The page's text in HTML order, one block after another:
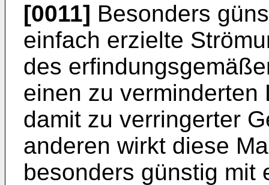
[0011] Besonders
einfach erzielte
des
einen zu
damit zu verringerter
anderen wirkt diese
besonders günstig mit